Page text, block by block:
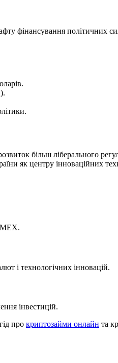
фінансування політичних
більш ліберального
як центру інноваційних
і технологічних інновацій.
інвестицій.
про криптозайми онлайн та